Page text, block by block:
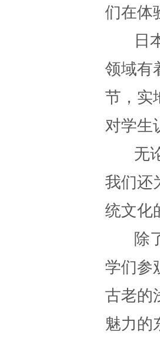
们在体
日本
领域有
节，实
对学生
无论
我们还
统文化
除了
学们参
古老的
魅力的